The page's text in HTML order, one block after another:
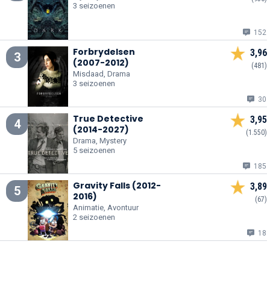
3 seizoenen
152
3
Forbrydelsen
(2007-2012)
Misdaad, Drama
3 seizoenen
3,96
(481)
30
4
True Detective
(2014-2027)
Drama, Mystery
5 seizoenen
3,95
(1.550)
185
5
Gravity Falls (2012-
2016)
Animatie, Avontuur
2 seizoenen
3,89
(67)
18